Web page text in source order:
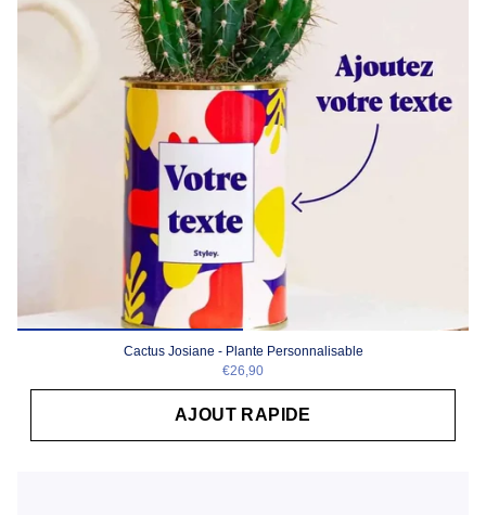
Cactus Josiane - Plante Personnalisable
€26,90
AJOUT RAPIDE